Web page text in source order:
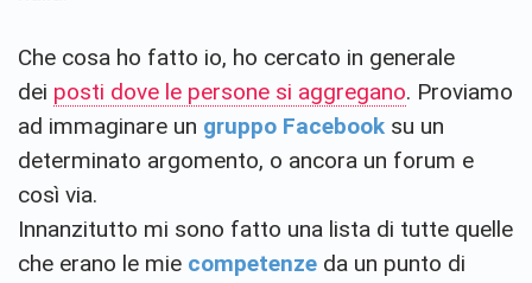
Che cosa ho fatto io, ho cercato in generale
dei posti dove le persone si aggregano. Proviamo
ad immaginare un gruppo Facebook su un
determinato argomento, o ancora un forum e
così via.
Innanzitutto mi sono fatto una lista di tutte quelle
che erano le mie competenze da un punto di